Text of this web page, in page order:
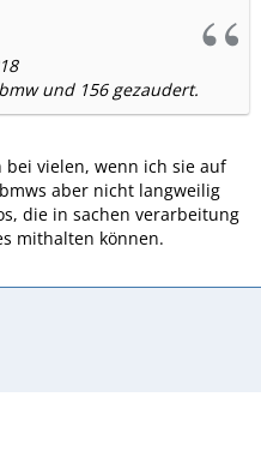
und 156 gezaudert.
vielen, wenn ich sie auf
aber nicht langweilig
die in sachen verarbeitung
mithalten können.